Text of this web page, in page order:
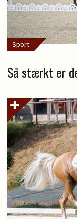
Sport
Så stærkt er